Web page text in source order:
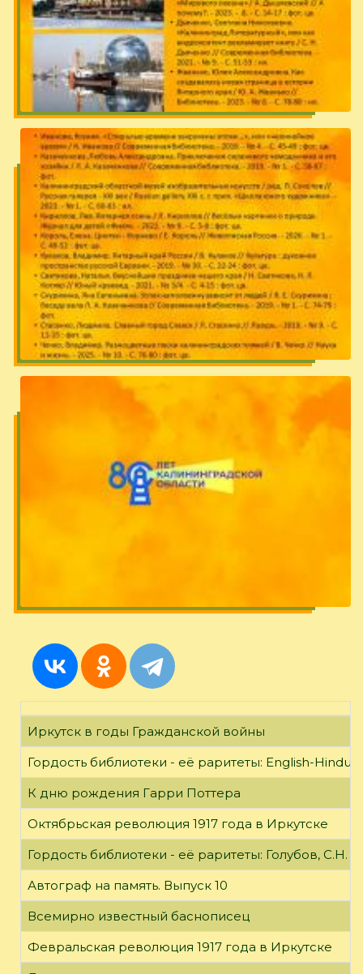
Иркутск в годы Гражданской войны
Гордость библиотеки - её раритеты: English-
К дню рождения Гарри Поттера
Октябрьская революция 1917 года в Иркутске
Гордость библиотеки - её раритеты: Голубов, С.Н.
Автограф на память. Выпуск 10
Всемирно известный баснописец
Февральская революция 1917 года в Иркутске